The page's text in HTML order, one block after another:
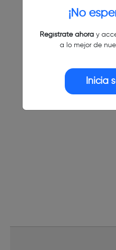
¡No
Regístrate ahoray
a lo mejor de
Inicia